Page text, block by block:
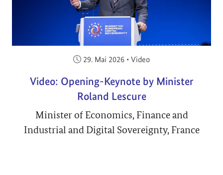
Veröffentlicht am:
29. Mai 2026 • Video
Video: Opening-Keynote by Minister
Roland Lescure
Minister of Economics, Finance and
Industrial and Digital Sovereignty, France